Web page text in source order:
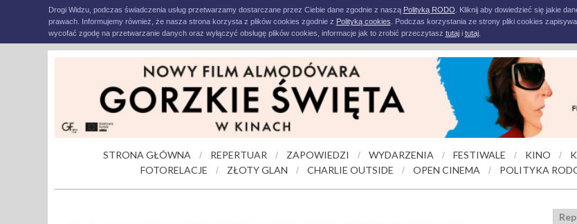
Drogi Widzu, podczas świadczenia usług przetwarzamy dostarczane przez Ciebie dane zgodnie z naszą Polityką RODO . Kliknij aby dowiedzieć się jakie
prawach. Informujemy również, że nasza strona korzysta z plików cookies zgodnie z Polityką cookies . Podczas korzystania ze strony pliki cookies
wycofać zgodę na przetwarzanie danych oraz wyłączyć obsługę plików cookies, informacje jak to zrobić przeczytasz tutaji tutaj.
STRONA GŁÓWNA / REPERTUAR / ZAPOWIEDZI / WYDARZENIA / FESTIWALE / KINO /
FOTORELACJE
/ ZŁOTY GLAN / CHARLIE OUTSIDE / OPEN CINEMA / POLITYKA